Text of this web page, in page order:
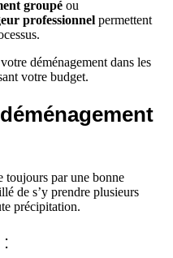
groupé ou
professionnel permettent
déménagement dans les
votre budget.
toujours par une bonne
de s’y prendre plusieurs
précipitation.